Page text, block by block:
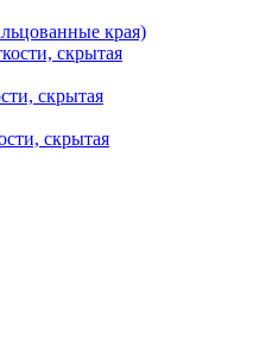
края)
скрытая
скрытая
скрытая